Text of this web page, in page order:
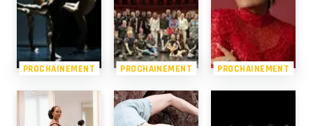
PROCHAINEMENT PROCHAINEMENT PROCHAINEMENT